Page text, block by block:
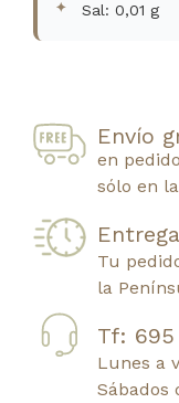
Sal: 0,01 g
Envío
en
sólo en
Tu
la
Tf:
Lunes a
Sábados